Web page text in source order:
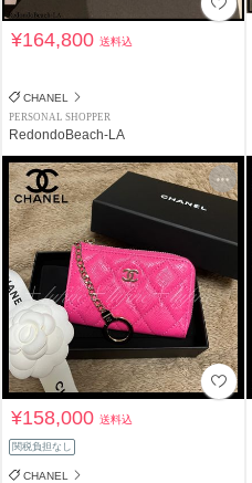
¥164,800送料込
CHANEL
PERSONAL SHOPPER
RedondoBeach-LA
¥158,000送料込
関税負担なし
CHANEL